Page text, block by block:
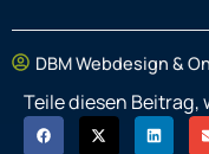
DBM Webdesign &
Teile diesen Beitrag,